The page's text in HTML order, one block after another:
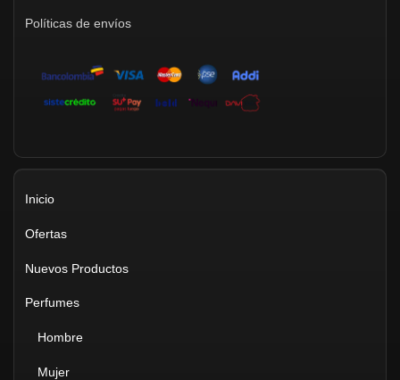
Políticas de envíos
Inicio
Ofertas
Nuevos Productos
Perfumes
Hombre
Mujer